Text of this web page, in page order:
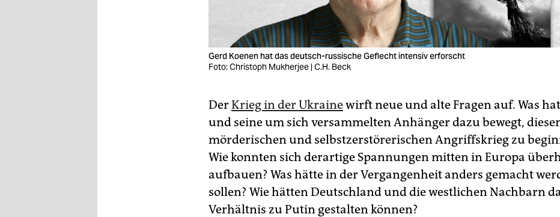
Gerd Koenen hat das deutsch-russische Geflecht intensiv erforscht
Foto: Christoph Mukherjee | C.H. Beck
DerKrieg in der Ukrainewirft neue und alte Fragen auf. Was hat
und seine um sich versammelten Anhänger dazu bewegt,
mörderischen und selbstzerstörerischen Angriffskrieg zu
Wie konnten sich derartige Spannungen mitten in Europa
aufbauen? Was hätte in der Vergangenheit anders gemacht
sollen? Wie hätten Deutschland und die westlichen Nachbarn
Verhältnis zu Putin gestalten können?